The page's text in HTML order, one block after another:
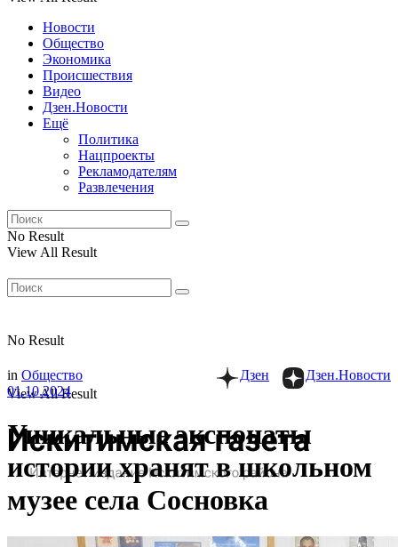
Новости
Общество
Экономика
Происшествия
Видео
Дзен.Новости
Ещё
Политика
Нацпроекты
Рекламодателям
Развлечения
No Result
View All Result
No Result
View All Result
Дзен.Новости
Дзен
in Общество
01.10.2024
Уникальные экспонаты
истории хранят в школьном
музее села Сосновка